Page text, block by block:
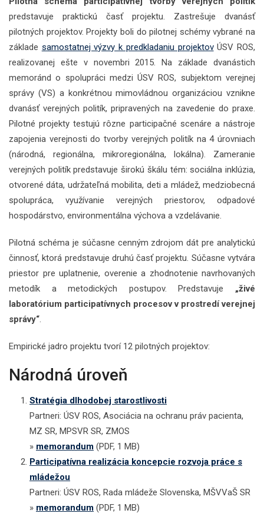
predstavuje praktickú časť projektu. Zastrešuje dvanásť
pilotných projektov. Projekty boli do pilotnej schémy vybrané na
základe samostatnej výzvy k predkladaniu projektovÚSV ROS,
realizovanej ešte v novembri 2015. Na základe dvanástich
memoránd o spolupráci medzi ÚSV ROS, subjektom verejnej
správy (VS) a konkrétnou mimovládnou organizáciou vznikne
dvanásť verejných politík, pripravených na zavedenie do praxe.
Pilotné projekty testujú rôzne participačné scenáre a nástroje
zapojenia verejnosti do tvorby verejných politík na 4 úrovniach
(národná, regionálna, mikroregionálna, lokálna). Zameranie
verejných politík predstavuje širokú škálu tém: sociálna inklúzia,
otvorené dáta, udržateľná mobilita, deti a mládež, medziobecná
spolupráca, využívanie verejných priestorov, odpadové
hospodárstvo, environmentálna výchova a vzdelávanie.
Pilotná schéma je súčasne cenným zdrojom dát pre analytickú
činnosť, ktorá predstavuje druhú časť projektu. Súčasne vytvára
priestor pre uplatnenie, overenie a zhodnotenie navrhovaných
metodík a metodických postupov. Predstavuje „živé
laboratórium participatívnych procesov v prostredí verejnej
správy“.
Empirické jadro projektu tvorí 12 pilotných projektov:
Národná úroveň
Stratégia dlhodobej starostlivosti
Partneri: ÚSV ROS, Asociácia na ochranu práv pacienta,
MZ SR, MPSVR SR, ZMOS
» memorandum (PDF, 1 MB)
Participatívna realizácia koncepcie rozvoja práce s
mládežou
Partneri: ÚSV ROS, Rada mládeže Slovenska, MŠVVaŠ SR
» memorandum (PDF, 1 MB)